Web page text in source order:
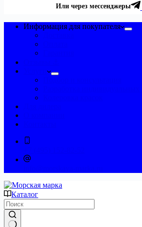
Или через мессенджеры
Информация для покупателя
Каталог